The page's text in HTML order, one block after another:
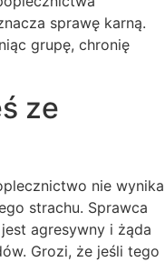
sprawę karną.
grupę, chronię
ze
nie wynika
strachu. Sprawca
agresywny i żąda
Grozi, że jeśli tego